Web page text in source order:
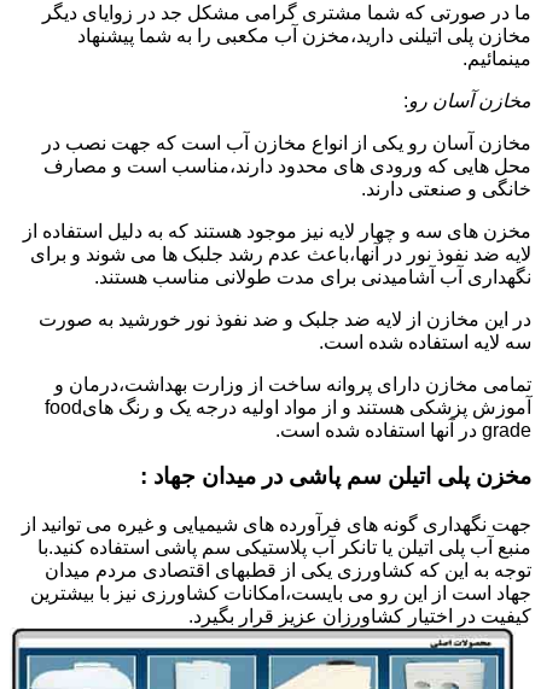
ما در صورتی که شما مشتری گرامی مشکل جد در زوایای دیگر
مخازن پلی اتیلنی دارید،مخزن آب مکعبی را به شما پیشنهاد
مینمائیم.
مخازن آسان رو:
مخازن آسان رو یکی از انواع مخازن آب است که جهت نصب در
محل هایی که ورودی های محدود دارند،مناسب است و مصارف
خانگی و صنعتی دارند.
مخزن های سه و چهار لایه نیز موجود هستند که به دلیل استفاده از
لایه ضد نفوذ نور در آنها،باعث عدم رشد جلبک ها می شوند و برای
نگهداری آب آشامیدنی برای مدت طولانی مناسب هستند.
در این مخازن از لایه ضد جلبک و ضد نفوذ نور خورشید به صورت
سه لایه استفاده شده است.
تمامی مخازن دارای پروانه ساخت از وزارت بهداشت،درمان و
آموزش پزشکی هستند و از مواد اولیه درجه یک و رنگ هایfood
grade در آنها استفاده شده است.
مخزن پلی اتیلن سم پاشی در میدان جهاد :
جهت نگهداری گونه های فرآورده های شیمیایی و غیره می توانید از
منبع آب پلی اتیلن یا تانکر آب پلاستیکی سم پاشی استفاده کنید.با
توجه به این که کشاورزی یکی از قطبهای اقتصادی مردم میدان
جهاد است از این رو می بایست،امکانات کشاورزی نیز با بیشترین
کیفیت در اختیار کشاورزان عزیز قرار بگیرد.